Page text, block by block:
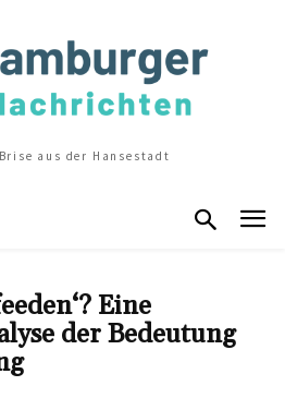
aus der Hansestadt
Eine
der Bedeutung